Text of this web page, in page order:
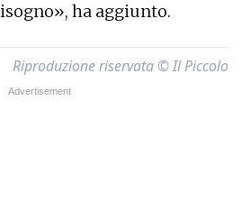
ha aggiunto.
Riproduzione riservata © Il Piccolo